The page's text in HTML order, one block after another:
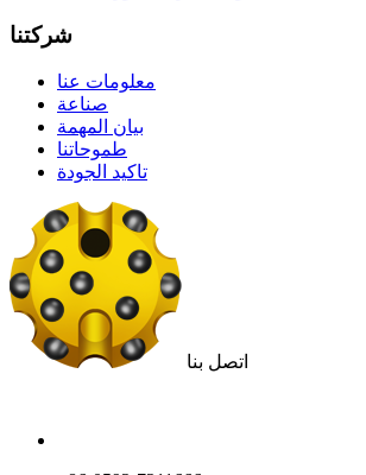
شركتنا
معلومات عنا
صناعة
بيان المهمة
طموحاتنا
تاكيد الجودة
اتصل بنا